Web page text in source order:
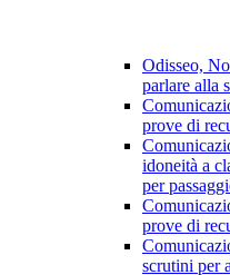
Odisseo,
parlare alla
prove di
idoneità a
per
prove di
scrutini per